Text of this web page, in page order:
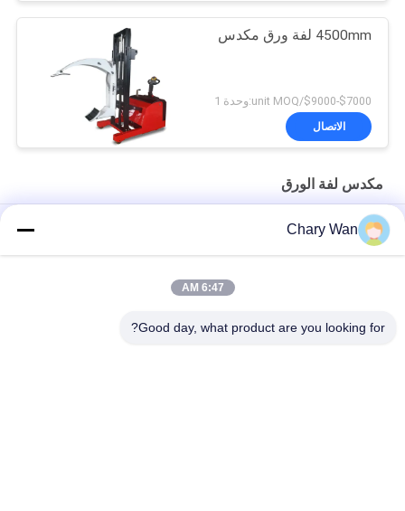
4500mm لفة ورق مكدس
$7000-$9000/unit MOQ:وحدة 1
الاتصال
مكدس لفة الورق
Gripper Clamp 90 الدورية 700 كجم ورقة لفة مكدس عربة
1000 مم 1 المرحلة الصاري 500 كجم النسيج لفة معدات مناولة
Chary Wan
6:47 AM
Good day, what product are you looking for?